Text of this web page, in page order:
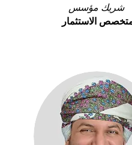
شريك مؤسس
الاستثمار